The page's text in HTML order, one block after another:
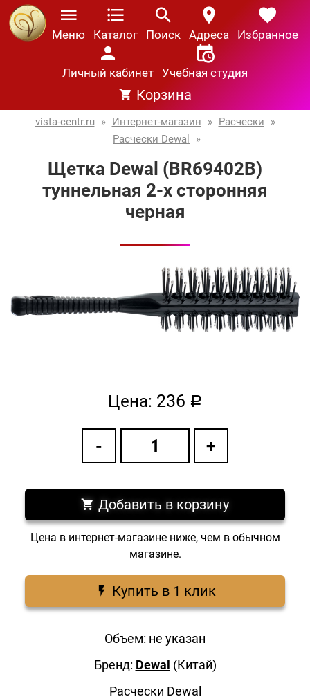
Меню Каталог Поиск Адреса Избранное
Личный кабинет Учебная студия
Корзина
vista-centr.ru » Интернет-магазин » Расчески
»
Расчески Dewal
»
Щетка Dewal (BR69402В)
туннельная 2-х сторонняя
черная
Цена: 236 a
Добавить в корзину
Цена в интернет-магазине ниже, чем в обычном
магазине.
Купить в 1 клик
Объем: не указан
Бренд: Dewal (Китай)
Расчески Dewal